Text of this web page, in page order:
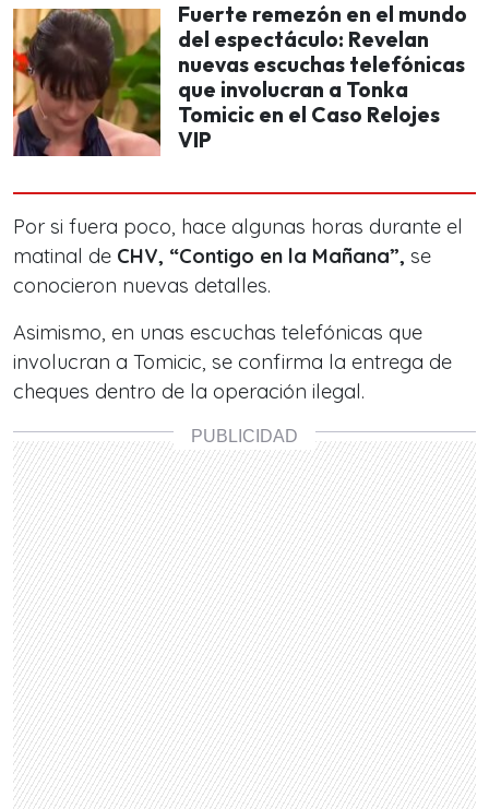
Fuerte remezón en el mundo
del espectáculo: Revelan
nuevas escuchas telefónicas
que involucran a Tonka
Tomicic en el Caso Relojes
VIP
Por si fuera poco, hace algunas horas durante el
matinal de CHV, “Contigo en la Mañana”, se
conocieron nuevas detalles.
Asimismo, en unas escuchas telefónicas que
involucran a Tomicic, se confirma la entrega de
cheques dentro de la operación ilegal.